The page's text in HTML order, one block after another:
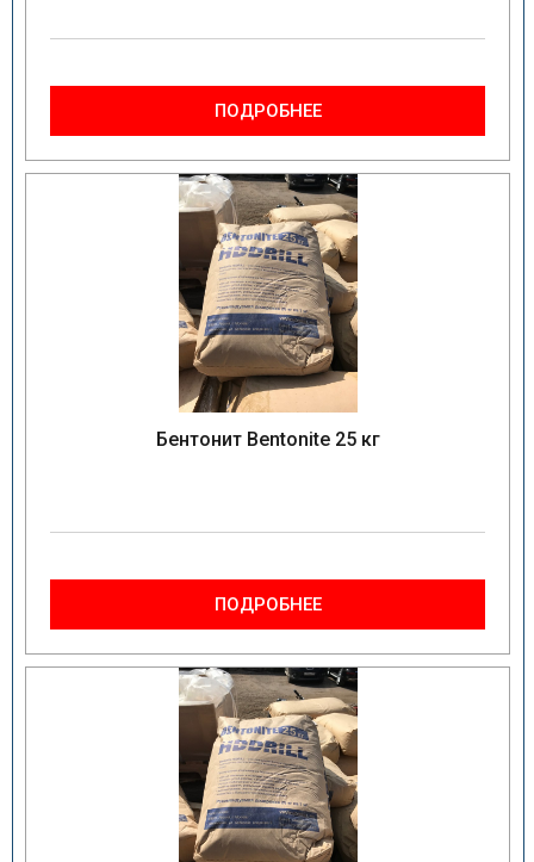
ПОДРОБНЕЕ
Бентонит Bentonite 25 кг
ПОДРОБНЕЕ